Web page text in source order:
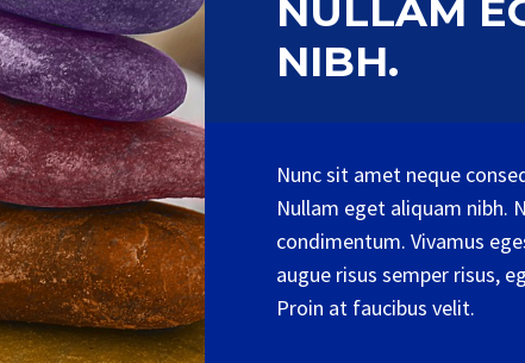
NULLAM
NIBH.
Nunc sit amet neque
Nullam eget aliquam nibh.
condimentum. Vivamus
augue risus semper risus,
Proin at faucibus velit.